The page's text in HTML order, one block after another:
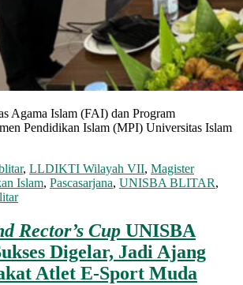
Agama Islam (FAI) dan Program
Pendidikan Islam (MPI) Universitas Islam
, LLDIKTI Wilayah VII, Magister
Islam, Pascasarjana, UNISBA BLITAR,
Rector’s Cup UNISBA
Digelar, Jadi Ajang
Atlet E-Sport Muda